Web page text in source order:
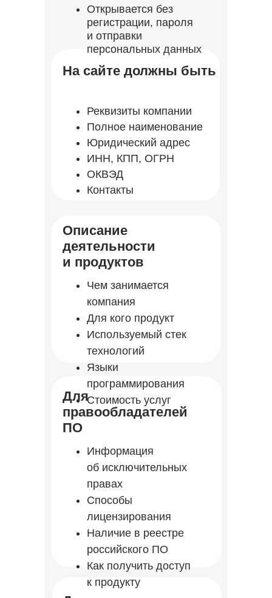
Открывается без
регистрации, пароля
и отправки
персональных данных
Информация
об исключительных
правах
Способы
лицензирования
Наличие в реестре
российского ПО
Как получить доступ
к продукту
Для
правообладателей
ПО
Чем занимается
компания
Для кого продукт
Используемый стек
технологий
Языки
программирования
Стоимость услуг
Описание
деятельности
и продуктов
Реквизиты компании
Полное наименование
Юридический адрес
ИНН, КПП, ОГРН
ОКВЭД
Контакты
На сайте должны быть